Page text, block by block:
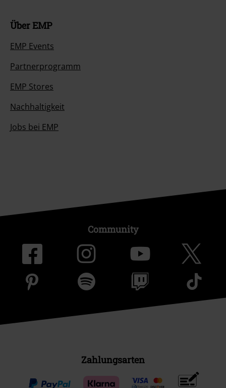
Über EMP
EMP Events
Partnerprogramm
EMP Stores
Nachhaltigkeit
Jobs bei EMP
Community
Zahlungsarten